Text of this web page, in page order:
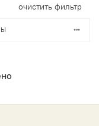
очистить фильтр